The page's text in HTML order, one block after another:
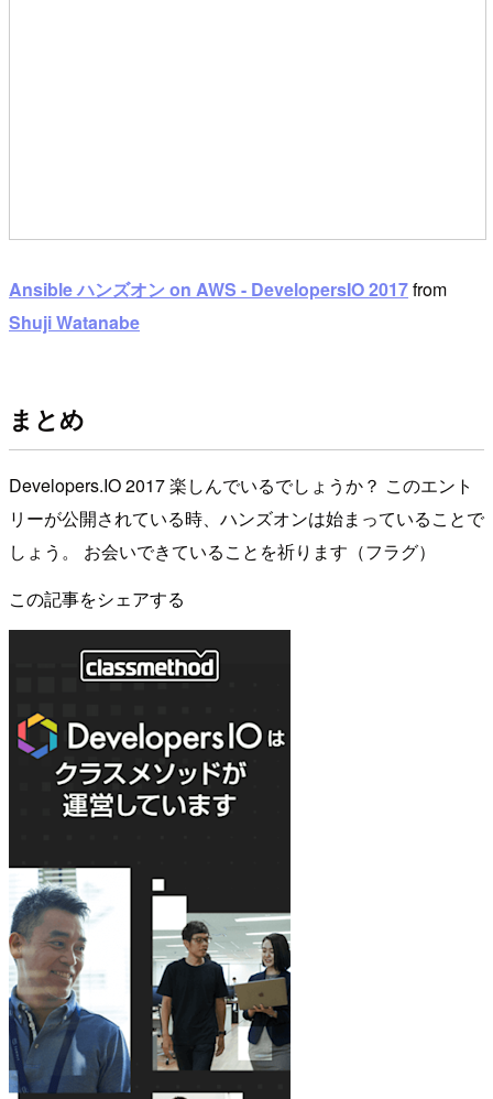
Ansible ハンズオン on AWS - DevelopersIO 2017from
Shuji Watanabe
まとめ
Developers.IO 2017 楽しんでいるでしょうか？ このエント
リーが公開されている時、ハンズオンは始まっていることで
しょう。 お会いできていることを祈ります（フラグ）
この記事をシェアする